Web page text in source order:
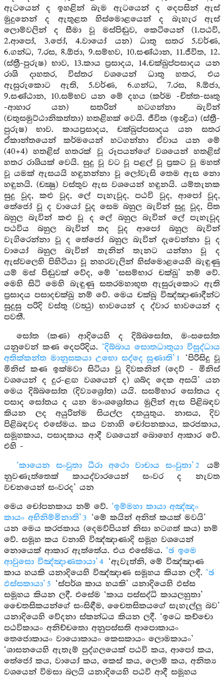
ඇටයෙන් ද ඉහළින් බැම ඇටයෙන් ද දෙපසින් ඇස්
මුදුනෙන් ද ඇතුළත හිස්මොළයෙන් ද බැහැර ඇස්
ලොම්වලින් ද සීමා වූ මස්පිඬුව, කෙටියෙන් (1.පඨවි,
2.ආපෝ, 3.ජෝ, 4.වායෝ යන) ධාතු සතර 5.වර්ණ,
6.ගන්ධ, 7.රස, 8.ඕජා, 9.සම්භව, 10.සණ්ඨාන, 11.ජීවිත, 12.
(ස්ත්‍රී-පුරුෂ) භාව, 13.කාය ප්‍රසාදය, 14.චක්ඛුප්පසාදය යන
රාශි දාහතර, විස්තර වශයෙන් ධාතු හතර, එය
ඇසුරුකොට ඇති, 5.වර්ණ, 6.ගන්ධ, 7.රස, 8.ඕජා,
9.සණ්ඨාන, 10.සම්භව යන මේ දහය (කර්ම -චිත්ත-සෘතු
-ආහාර යන) සතරින් හටගන්නා බැවින්
(චතුසමුට්ඨානිකත්තා) හතළිහක් වෙයි. ජීවිත (ඉන්‍ද්‍රිය) (ස්ත්‍රී-
පුරුෂ) භාව. කායප්‍රසාදය, චක්ඛුප්පසාදය යන සතර
ඒකාන්තයෙන් කර්මයෙන් හටගන්නා ඒවාය යන මේ
(40+4) හතළිස් හතරක් වූ රූපයන්ගේ වශයෙන් හතළිස්
හතර රාශියක් වෙයි. සුදු වූ වට වූ පළල් වූ ප්‍රකට වූ මහත්
වූ යමක් ඇසයයි හඳුනන්නා වූ ලෝවැසි තෙම ඇස නො
හඳුනයි. (චක්‍ෂු) වස්තුව ඇස වශයෙන් හඳුනයි. යම්තැනක
සුදු වූද, කළු වූද, ලේ පැහැවූද, පඨවි වූද, ආපෝ වූද,
තේජෝ වූ ද වායෝ වූද සෙම බහුල බැවින් සුදු වූද, පිත
බහුල බැවින් කළු වූ ද ලේ බහුල බැවින් ලේ පැහැවූද
පඨවිය බහුල බැවින් තද වූද ආපෝ බහුල බැවින්
වැගිරෙන්නා වූ ද තේජෝ බහුල බැවින් දැවෙන්නා වූ ද
වායෝ බහුල බැවින් තැනින් තැනට යන්නා වූ ද
ඇස්වලෙහි පිහිටියා වූ නහරවැලින් හිස්මොළයෙහි බැඳුණු
යම් මස් පිඬුවක් වේද, මේ ‘සසම්භාර චක්ඛු’ නම් වේ.
මෙහි සිටි මෙහි බැඳුණු සතරමහාභූත ඇසුරුකොට ඇති
ප්‍රසාදය පසාදචක්ඛු නම් වේ. මෙය චක්ඛු විඤ්ඤාණාදීන්ට
සුදුසු පරිදි වස්තු (වත්‍ථු) භාවයෙන් ද ද්වාර භාවයෙන් ද
පවතී.
සෝත (කණ) ආදියෙහි ද දිබ්බසෝත, මංසසෝත
යනුවෙන් කණ දෙපරිදිය. ‘දිබ්බාය සොතධාතුයා විසුද්ධාය
අතික්කන්ත මානුසකයා උභො සද්දෙ සුණාති’ 1
‘පිරිසිදු වූ
මිනිස් කණ ඉක්මවා සිටියා වූ දිවකනින් (දෙව් - මිනිස්
වශයෙන් ද දුර-ළඟ වශයෙන් ද) ශබ්ද දෙක අසයි’ යන
මෙය දිබ්බසෝත (දිව්‍යශ්‍රෝත) යයි. සසම්භාර සෝතය ද
පසාද සෝතය ද යන මාංශශ්‍රෝතය මුලින් ඇස පිළිබඳව
කියන ලද අයුරින්ම සියල්ල දතයුතුය. නාසය, දිව
පිළිබඳවද එසේමය. කය වනාහි චෝපනකාය, කරජකාය,
සමූහකාය, පසාදකාය ආදී වශයෙන් බොහෝ ආකාර වේ.
එහි -
‘කායෙන සංවුතා ධීරා අථො වාචාය සංවුතා’ 2
යම්
නුවණැත්තෙක් කායද්වාරයෙන් සංවර ද නැවත
වචනයෙන් සංවරද’ යන
මෙය චෝපනකාය නම් වේ. ‘ඉම්මහා කායා අඤ්ඤං
කායං අභිනිම්මිනාති’ 3
‘මේ කයින් අනිත් කයක් මවයි’
යන මෙය කරජකාය (දෙමව්පියන් නිසා හටගත් කය) නම්
වේ. සමූහ කය වනාහි විඤ්ඤාණාදි සමූහ වශයෙන්
නොයෙක් ආකාර ඇත්තේය. එය එසේමය. ‘ඡ ඉමෙ
ආවුසො විඤ්ඤාණකායා’ 4
‘ඇවැත්නි, මේ විඤ්ඤාණ
කාය හයකි යනාදියෙහි විඤ්ඤාණ සමූහය කියන ලදී. ‘ඡ
ඵස්සකායා’ 5
‘ස්පර්ශ කාය හයකි’ යනාදියෙහි ඵස්ස
සමූහය කියන ලදී. එසේම ‘කාය පස්සද්ධි කායලහුතා’
චෛතසිකයන්ගේ සංසිඳීම, චෛතසිකයගේ සැහැල්ලු බව’
යනාදියෙහි වේදනා ස්කන්ධය කියන ලදී. ‘ඉධෙ කච්චො
පඨවිකායං අනිච්චතො අනුපස්සති ආපොකායං
තෙජොකායං වායොකායං කෙසකායං ලොමකායං’
‘ශාසනයෙහි ඇතැම් පුද්ගලයෙක් පඨවි කය, ආපෝ කය,
තේජෝ කය, වායෝ කය, කෙස් කය, ලොම් කය, අනිත්‍ය
වශයෙන් විමසා බලයි යනාදියෙහි පඨවි ආදී සමූහය